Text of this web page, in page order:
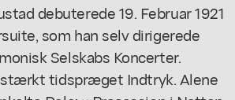
debuterede 19. Februar 1921
som han selv dirigerede
Selskabs Koncerter.
tidspræget Indtryk. Alene